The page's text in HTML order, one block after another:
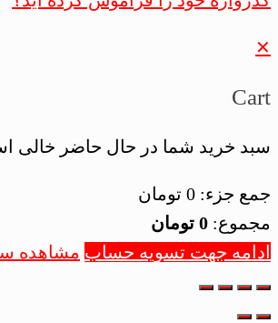
✕
Cart
سبد خرید شما در حال حاضر خالی
جمع جزء: 0 تومان
مجموع: 0 تومان
ادامه جهت تسویه حساب مشاهده